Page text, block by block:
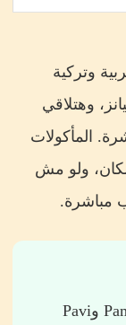
وتركية
وهتلاقي
المأكولات
مكان، ولو مش
مباشرة.
سلاسل السوبر ماركت زي Lidl وPama وPavi